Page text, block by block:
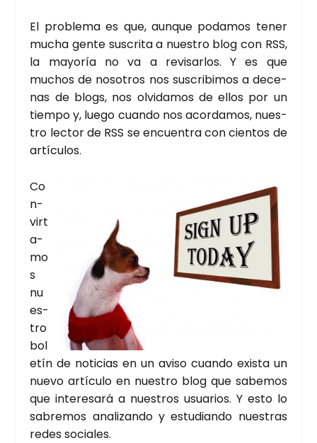
El pro­ble­ma es que, aun­que poda­mos tener
mucha gen­te sus­cri­ta a nues­tro blog con RSS,
la mayo­ría no va a revi­sar­los. Y es que
muchos de noso­tros nos sus­cri­bi­mos a dece­
nas de blogs, nos olvi­da­mos de ellos por un
tiem­po y, lue­go cuan­do nos acor­da­mos, nues­
tro lec­tor de RSS se encuen­tra con cien­tos de
artícu­los.
Co
n­
vir­t
a­
mo
s
nu
es­
tro
bol
e­tín de noti­cias en un avi­so cuan­do exis­ta un
nue­vo artícu­lo en nues­tro blog que sabe­mos
que inte­re­sa­rá a nues­tros usua­rios. Y esto lo
sabre­mos ana­li­zan­do y estu­dian­do nues­tras
redes socia­les.